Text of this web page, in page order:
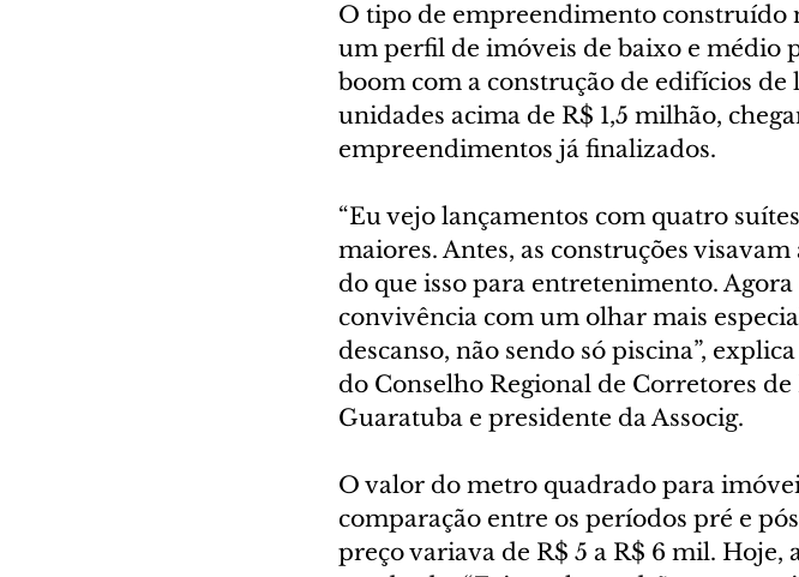
O tipo de empreendimento construído
um perfil de imóveis de baixo e médio
boom com a construção de edifícios
unidades acima de R$ 1,5 milhão,
empreendimentos já finalizados.
“Eu vejo lançamentos com quatro
maiores. Antes, as construções
do que isso para entretenimento.
convivência com um olhar mais
descanso, não sendo só piscina”,
do Conselho Regional de Corretores
Guaratuba e presidente da Associg.
O valor do metro quadrado para
comparação entre os períodos pré e
preço variava de R$ 5 a R$ 6 mil. Hoje,